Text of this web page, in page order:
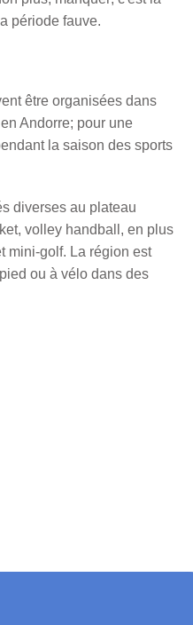
période fauve.
être organisées dans
Andorre; pour une
la saison des sports
diverses au plateau
volley handball, en plus
mini-golf. La région est
ou à vélo dans des